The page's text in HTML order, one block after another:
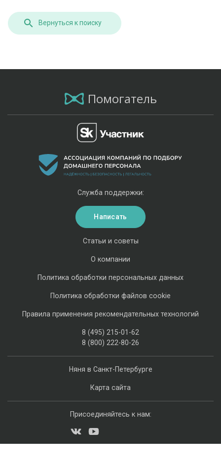
Вернуться к поиску
Помогатель
Няня в Санкт-Петербурге
Карта сайта
Статьи и советы
О компании
Политика обработки персональных данных
Политика обработки файлов cookie
Правила применения рекомендательных технологий
8 (495) 215-01-62
8 (800) 222-80-26
Служба поддержки:
Написать
Присоединяйтесь к нам: